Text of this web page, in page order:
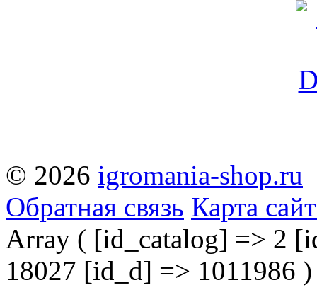
© 2026 igromania-shop.ru
Обратная связь Карта
Array ( [id_catalog] => 2
18027 [id_d] => 1011986 )